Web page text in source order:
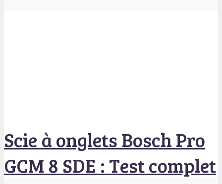
Scie à onglets Bosch Pro
GCM 8 SDE : Test complet